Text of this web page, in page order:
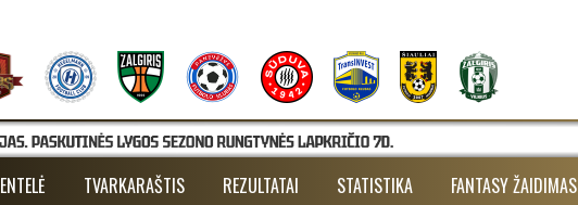
TVARKARAŠTIS REZULTATAI STATISTIKA FANTASY ŽAIDIMAS